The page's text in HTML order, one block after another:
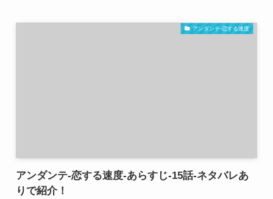
アンダンテ-恋する速度
アンダンテ-恋する速度-あらすじ-15話-ネタバレあ
りで紹介！